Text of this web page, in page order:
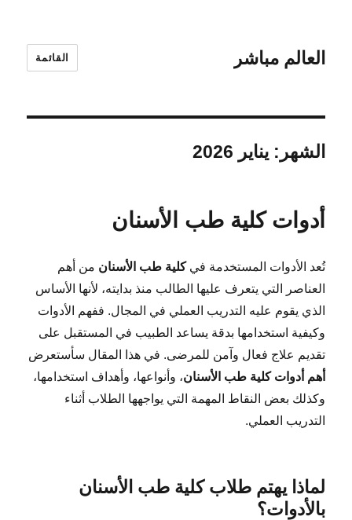
العالم مباشر القائمة
الشهر:يناير 2026
أدوات كلية طب الأسنان
تُعد الأدوات المستخدمة فيكلية طب الأسنان من أهم
العناصر التي يتعرف عليها الطالب منذ بدايته، لأنها الأساس
الذي يقوم عليه التدريب العملي في المجال. ففهم الأدوات
وكيفية استخدامها بدقة يساعد الطبيب في المستقبل على
تقديم علاج فعال وآمن للمرضى. في هذا المقال سأستعرض
أهم أدوات كلية طب الأسنان، وأنواعها، وأهداف استخدامها،
وكذلك بعض النقاط المهمة التي يواجهها الطلاب أثناء
التدريب العملي.
لماذا يهتم طلاب كلية طب الأسنان
بالأدوات؟